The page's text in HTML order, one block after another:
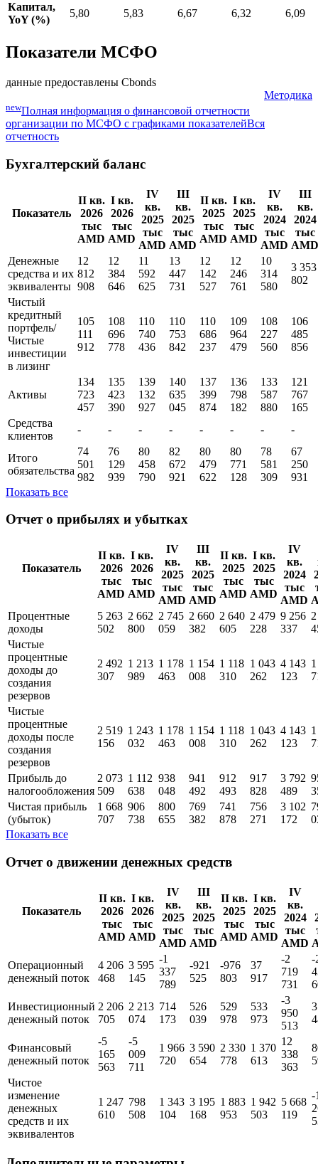
Капитал,
YoY (%)
5,80 5,83 6,67 6,32 6,09
Показатели МСФО
данные предоставлены Cbonds
Методика
newПолная информация о финансовой отчетности
организации по МСФО с графиками показателейВся
отчетность
Бухгалтерский баланс
Показатель
II кв.
2026
тыс
AMD
I кв.
2026
тыс
AMD
IV
кв.
2025
тыс
AMD
III
кв.
2025
тыс
AMD
II кв.
2025
тыс
AMD
I кв.
2025
тыс
AMD
IV
кв.
2024
тыс
AMD
III
кв.
2024
тыс
AMD
Денежные
средства и их
эквиваленты
12
812
908
12
384
646
11
592
625
13
447
731
12
142
527
12
246
761
10
314
580
3 353
802
Чистый
кредитный
портфель/
Чистые
инвестиции
в лизинг
105
111
912
108
696
778
110
740
436
110
753
842
110
686
237
109
964
479
108
227
560
106
485
856
Активы
134
723
457
135
423
390
139
132
927
140
635
045
137
399
874
136
798
182
133
587
880
121
767
165
Средства
клиентов
- - - - - - - -
Итого
обязательства
74
501
982
76
129
939
80
458
790
82
672
921
80
479
622
80
771
128
78
581
309
67
250
931
Показать все
Отчет о прибылях и убытках
Показатель
II кв.
2026
тыс
AMD
I кв.
2026
тыс
AMD
IV
кв.
2025
тыс
AMD
III
кв.
2025
тыс
AMD
II кв.
2025
тыс
AMD
I кв.
2025
тыс
AMD
IV
кв.
2024
тыс
AMD
Процентные
доходы
5 263
502
2 662
800
2 745
059
2 660
382
2 640
605
2 479
228
9 256
337
Чистые
процентные
доходы до
создания
резервов
2 492
307
1 213
989
1 178
463
1 154
008
1 118
310
1 043
262
4 143
123
Чистые
процентные
доходы поcле
создания
резервов
2 519
156
1 243
032
1 178
463
1 154
008
1 118
310
1 043
262
4 143
123
Прибыль до
налогообложения
2 073
509
1 112
638
938
048
941
492
912
493
917
828
3 792
489
Чистая прибыль
(убыток)
1 668
707
906
738
800
655
769
382
741
878
756
271
3 102
172
Показать все
Отчет о движении денежных средств
Показатель
II кв.
2026
тыс
AMD
I кв.
2026
тыс
AMD
IV
кв.
2025
тыс
AMD
III
кв.
2025
тыс
AMD
II кв.
2025
тыс
AMD
I кв.
2025
тыс
AMD
IV
кв.
2024
тыс
AMD
Операционный
денежный поток
4 206
468
3 595
145
-1
337
789
-921
525
-976
803
37
917
-2
719
731
-
Инвестиционный
денежный поток
2 206
705
2 213
074
714
173
526
039
529
978
533
973
-3
950
513
Финансовый
денежный поток
-5
165
563
-5
009
711
1 966
720
3 590
654
2 330
778
1 370
613
12
338
363
Чистое
изменение
денежных
средств и их
эквивалентов
1 247
610
798
508
1 343
104
3 195
168
1 883
953
1 942
503
5 668
119
-